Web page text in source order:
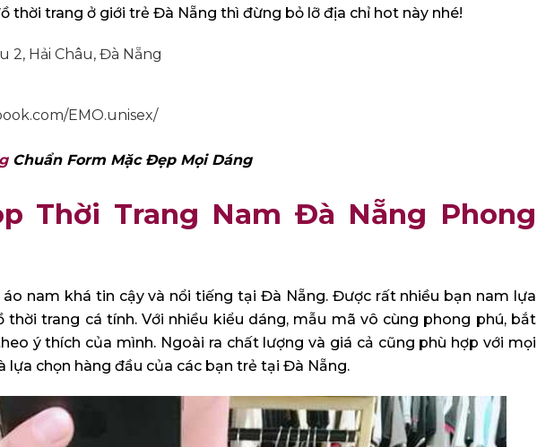
thời trang ở giới trẻ Đà Nẵng thì đừng bỏ lỡ địa chỉ hot này nhé!
2, Hải Châu, Đà Nẵng
EMO.unisex/
Chuẩn Form Mặc Đẹp Mọi Dáng
Thời Trang Nam Đà Nẵng Phong
nam khá tin cậy và nổi tiếng tại Đà Nẵng. Được rất nhiều bạn nam lựa
trang cá tính. Với nhiều kiểu dáng, mẫu mã vô cùng phong phú, bắt
ý thích của mình. Ngoài ra chất lượng và giá cả cũng phù hợp với mọi
lựa chọn hàng đầu của các bạn trẻ tại Đà Nẵng.